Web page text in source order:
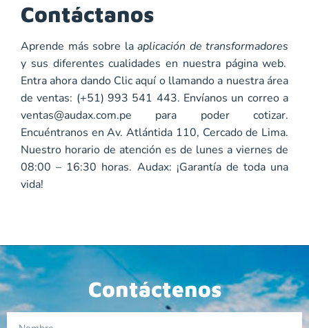
Contáctanos
Aprende más sobre la aplicación de transformadores
y sus diferentes cualidades en nuestra página web.
Entra ahora dando Clic aquí o llamando a nuestra área
de ventas: (+51) 993 541 443. Envíanos un correo a
ventas@audax.com.pe para poder cotizar.
Encuéntranos en Av. Atlántida 110, Cercado de Lima.
Nuestro horario de atención es de lunes a viernes de
08:00 – 16:30 horas. Audax: ¡Garantía de toda una
vida!
Contáctenos